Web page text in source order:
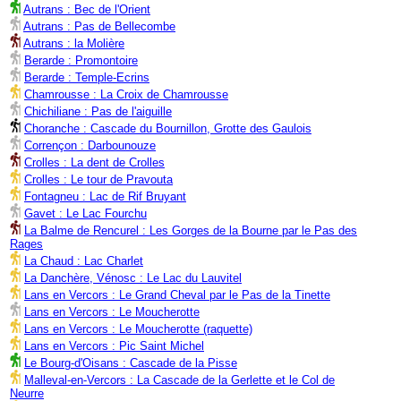
Autrans : Bec de l'Orient
Autrans : Pas de Bellecombe
Autrans : la Molière
Berarde : Promontoire
Berarde : Temple-Ecrins
Chamrousse : La Croix de Chamrousse
Chichiliane : Pas de l'aiguille
Choranche : Cascade du Bournillon, Grotte des Gaulois
Corrençon : Darbounouze
Crolles : La dent de Crolles
Crolles : Le tour de Pravouta
Fontagneu : Lac de Rif Bruyant
Gavet : Le Lac Fourchu
La Balme de Rencurel : Les Gorges de la Bourne par le Pas des
Rages
La Chaud : Lac Charlet
La Danchère, Vénosc : Le Lac du Lauvitel
Lans en Vercors : Le Grand Cheval par le Pas de la Tinette
Lans en Vercors : Le Moucherotte
Lans en Vercors : Le Moucherotte (raquette)
Lans en Vercors : Pic Saint Michel
Le Bourg-d'Oisans : Cascade de la Pisse
Malleval-en-Vercors : La Cascade de la Gerlette et le Col de
Neurre